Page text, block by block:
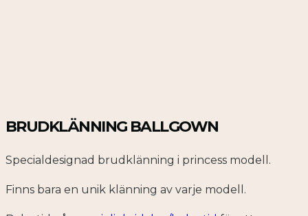
BRUDKLÄNNING BALLGOWN
Specialdesignad brudklänning i princess modell.
Finns bara en unik klänning av varje modell.